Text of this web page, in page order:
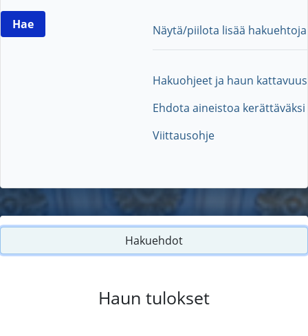
Näytä/piilota lisää hakuehtoja
Hakuohjeet ja haun kattavuus
Ehdota aineistoa kerättäväksi
Viittausohje
Hakuehdot
Haun tulokset